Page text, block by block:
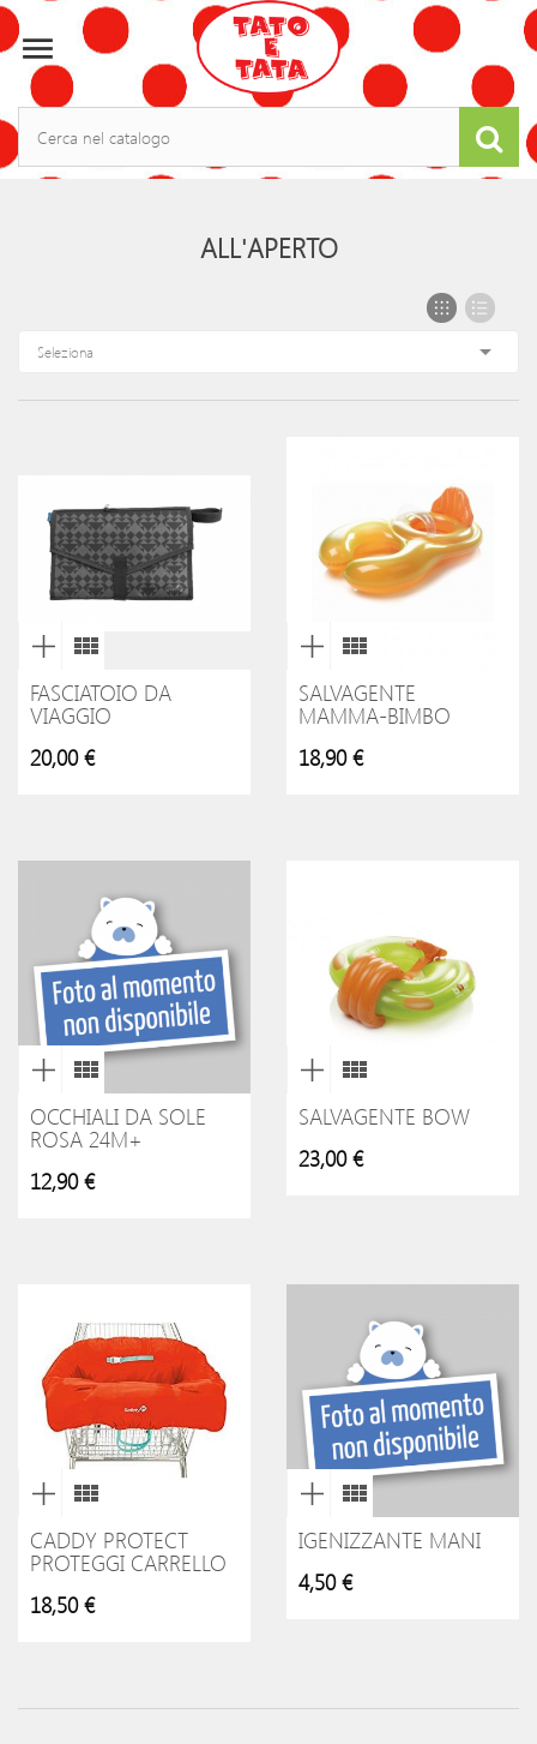

ALL'APERTO
Seleziona 
FASCIATOIO DA
VIAGGIO
20,00 €
SALVAGENTE
MAMMA-BIMBO
18,90 €
OCCHIALI DA SOLE
ROSA 24M+
12,90 €
SALVAGENTE BOW
23,00 €
CADDY PROTECT
PROTEGGI CARRELLO
18,50 €
IGENIZZANTE MANI
4,50 €